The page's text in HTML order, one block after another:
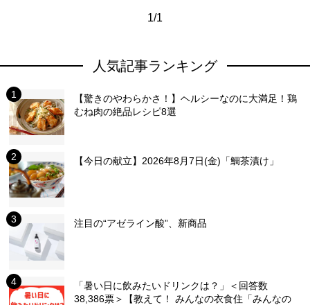
1/1
人気記事ランキング
【驚きのやわらかさ！】ヘルシーなのに大満足！鶏
むね肉の絶品レシピ8選
【今日の献立】2026年8月7日(金)「鯛茶漬け」
注目の“アゼライン酸”、新商品
「暑い日に飲みたいドリンクは？」＜回答数
38,386票＞【教えて！ みんなの衣食住「みんなの